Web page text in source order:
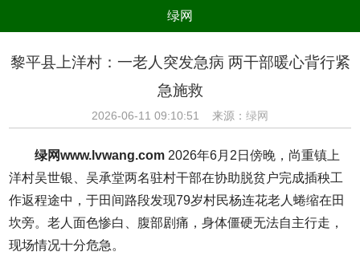
绿网
电器 数码
环境保护 节能减排 绿色产业 污染防治
黎平县上洋村：一老人突发急病 两干部暖心背行紧
急施救
2026-06-11 09:10:51 来源： 绿网
绿网www.lvwang.com 2026年6月2日傍晚，尚重镇上
洋村吴世银、吴承堂两名驻村干部在协助脱贫户完成插秧工
作返程途中，于田间路段发现79岁村民杨连花老人蜷缩在田
坎旁。老人面色惨白、腹部剧痛，身体僵硬无法自主行走，
现场情况十分危急。